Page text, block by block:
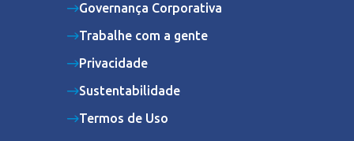
Governança Corporativa
Trabalhe com a gente
Privacidade
Sustentabilidade
Termos de Uso